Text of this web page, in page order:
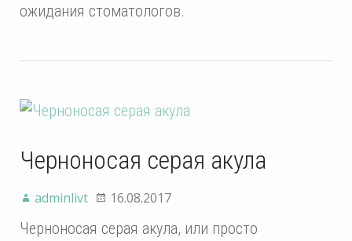
ожидания стоматологов.
Черноносая серая акула
adminlivt 16.08.2017
Черноносая серая акула, или просто